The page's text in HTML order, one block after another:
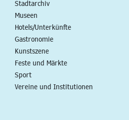
Stadtarchiv
Museen
Hotels/Unterkünfte
Gastronomie
Kunstszene
Feste und Märkte
Sport
Vereine und Institutionen